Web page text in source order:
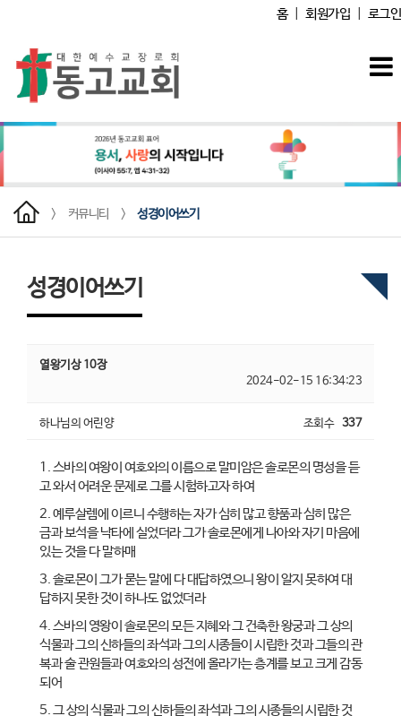
홈 회원가입 로그인
> 커뮤니티 > 성경이어쓰기
성경이어쓰기
열왕기상 10장
2024-02-15 16:34:23
하나님의 어린양 조회수 337
1. 스바의 여왕이 여호와의 이름으로 말미암은 솔로몬의 명성을 듣
고 와서 어려운 문제로 그를 시험하고자 하여
2. 예루살렘에 이르니 수행하는 자가 심히 많고 향품과 심히 많은
금과 보석을 낙타에 실었더라 그가 솔로몬에게 나아와 자기 마음에
있는 것을 다 말하매
3. 솔로몬이 그가 묻는 말에 다 대답하였으니 왕이 알지 못하여 대
답하지 못한 것이 하나도 없었더라
4. 스바의 영왕이 솔로몬의 모든 지혜와 그 건축한 왕궁과 그 상의
식물과 그의 신하들의 좌석과 그의 시종들이 시립한 것과 그들의 관
복과 술 관원들과 여호와의 성전에 올라가는 층계를 보고 크게 감동
되어
5. 그 상의 식물과 그의 신하들의 좌석과 그의 시종들의 시립한 것